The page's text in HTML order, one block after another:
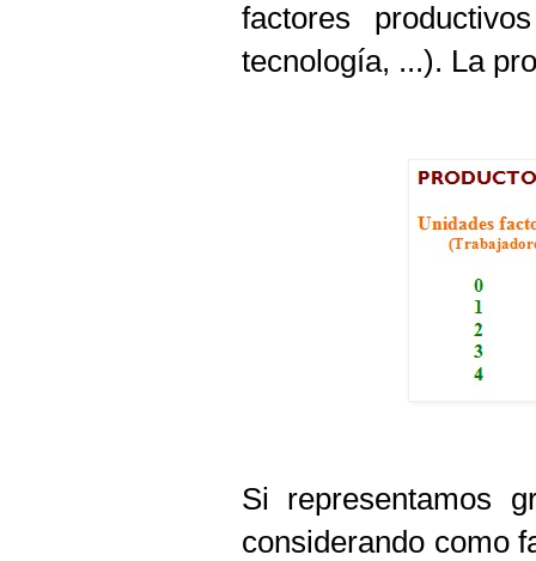
factores
tecnología, ...). La
Si representamos
considerando como